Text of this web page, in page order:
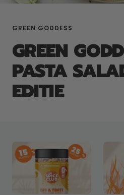
GREEN GODDESS
GREEN
PASTA
EDITIE